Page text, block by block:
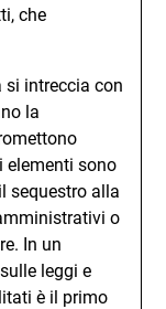
che
si intreccia con
la
elementi sono
sequestro alla
o
In un
leggi e
è il primo